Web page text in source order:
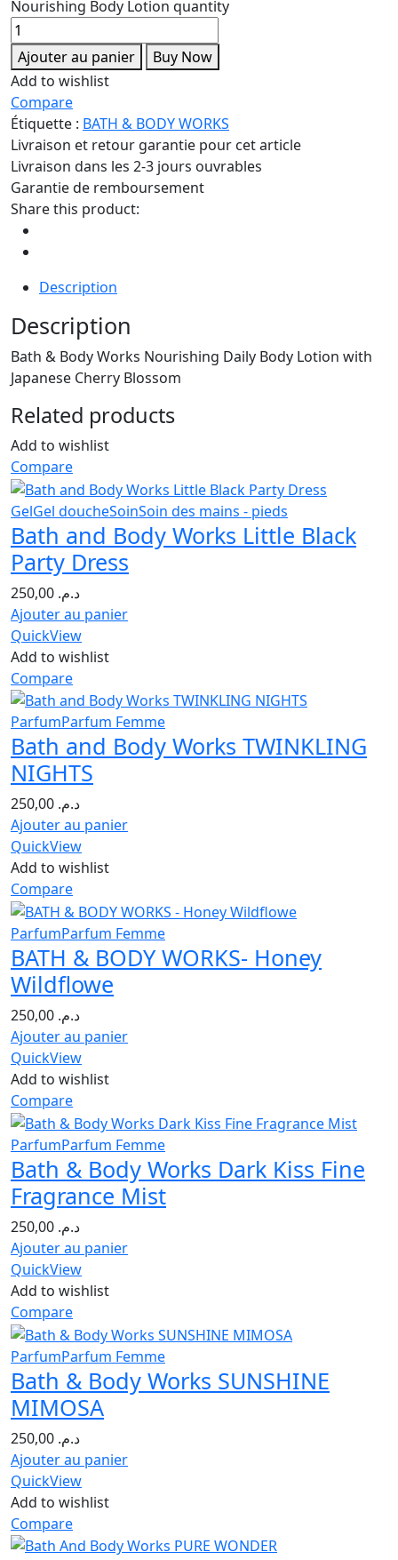
Nourishing Body Lotion quantity
Ajouter au panier
Buy Now
Add to wishlist
Compare
Étiquette : BATH & BODY WORKS
Livraison et retour garantie pour cet article
Livraison dans les 2-3 jours ouvrables
Garantie de remboursement
Share this product:
Description
Description
Bath & Body Works Nourishing Daily Body Lotion with
Japanese Cherry Blossom
Related products
Add to wishlist
Compare
GelGel doucheSoinSoin des mains - pieds
Bath and Body Works Little Black
Party Dress
د.م.
Ajouter au panier
QuickView
Add to wishlist
Compare
ParfumParfum Femme
Bath and Body Works TWINKLING
NIGHTS
د.م.
Ajouter au panier
QuickView
Add to wishlist
Compare
ParfumParfum Femme
BATH & BODY WORKS- Honey
Wildflowe
د.م.
Ajouter au panier
QuickView
Add to wishlist
Compare
ParfumParfum Femme
Bath & Body Works Dark Kiss Fine
Fragrance Mist
د.م.
Ajouter au panier
QuickView
Add to wishlist
Compare
ParfumParfum Femme
Bath & Body Works SUNSHINE
MIMOSA
د.م.
Ajouter au panier
QuickView
Add to wishlist
Compare